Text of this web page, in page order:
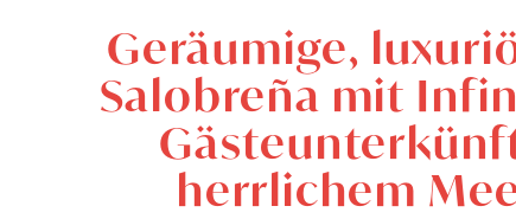
Geräumige,
Salobreña mit
herrlichem